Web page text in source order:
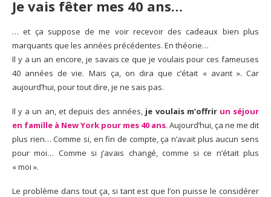
Je vais fêter mes 40 ans…
… et ça suppose de me voir recevoir des cadeaux bien plus
marquants que les années précédentes. En théorie…
Il y a un an encore, je savais ce que je voulais pour ces fameuses
40 années de vie. Mais ça, on dira que c’était « avant ». Car
aujourd’hui, pour tout dire, je ne sais pas.
Il y a un an, et depuis des années, je voulais m’offrir un séjour
en famille à New York pour mes 40 ans. Aujourd’hui, ça ne me dit
plus rien… Comme si, en fin de compte, ça n’avait plus aucun sens
pour moi… Comme si j’avais changé, comme si ce n’était plus
« moi ».
Le problème dans tout ça, si tant est que l’on puisse le considérer